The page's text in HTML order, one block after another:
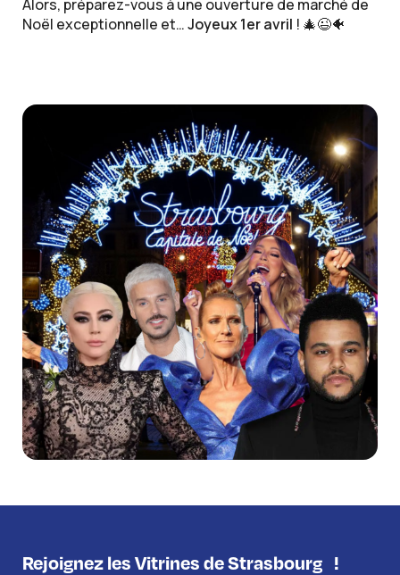
Alors, préparez-vous à une ouverture de marché de
Noël exceptionnelle et…Joyeux 1er avril ! 🎄😉🐠
Rejoignez les Vitrines de Strasbourg !